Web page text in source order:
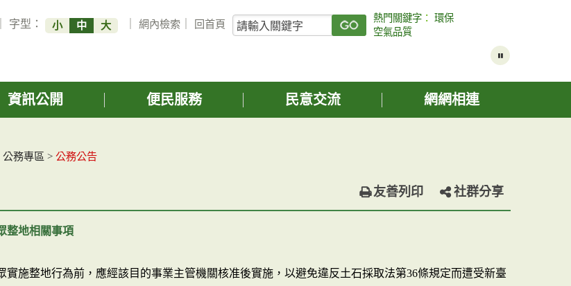
｜ 字型： 小 中 大 ｜網內檢索 回首頁
關
鍵
詢
熱門關鍵字 ：環保
空氣品質
資訊公開 便民服務 民意交流 網網相連
公務專區 > 公務公告
友善列印 社群分享
整地相關事項
實施整地行為前，應經該目的事業主管機關核准後實施，以避免違反土石採取法第36條規定而遭受新臺